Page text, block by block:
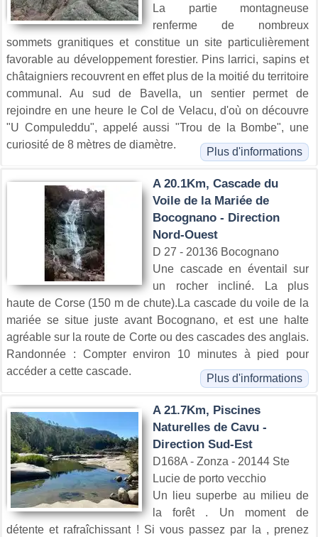
La partie montagneuse
renferme de nombreux
sommets granitiques et constitue un site particulièrement
favorable au développement forestier. Pins larrici, sapins et
châtaigniers recouvrent en effet plus de la moitié du territoire
communal. Au sud de Bavella, un sentier permet de
rejoindre en une heure le Col de Velacu, d'où on découvre
"U Compuleddu", appelé aussi "Trou de la Bombe", une
curiosité de 8 mètres de diamètre.
Plus d'informations
A 20.1Km, Cascade du
Voile de la Mariée de
Bocognano - Direction
Nord-Ouest
D 27 - 20136 Bocognano
Une cascade en éventail sur
un rocher incliné. La plus
haute de Corse (150 m de chute).La cascade du voile de la
mariée se situe juste avant Bocognano, et est une halte
agréable sur la route de Corte ou des cascades des anglais.
Randonnée : Compter environ 10 minutes à pied pour
accéder a cette cascade.
Plus d'informations
A 21.7Km, Piscines
Naturelles de Cavu -
Direction Sud-Est
D168A - Zonza - 20144 Ste
Lucie de porto vecchio
Un lieu superbe au milieu de
la forêt . Un moment de
détente et rafraîchissant ! Si vous passez par la , prenez